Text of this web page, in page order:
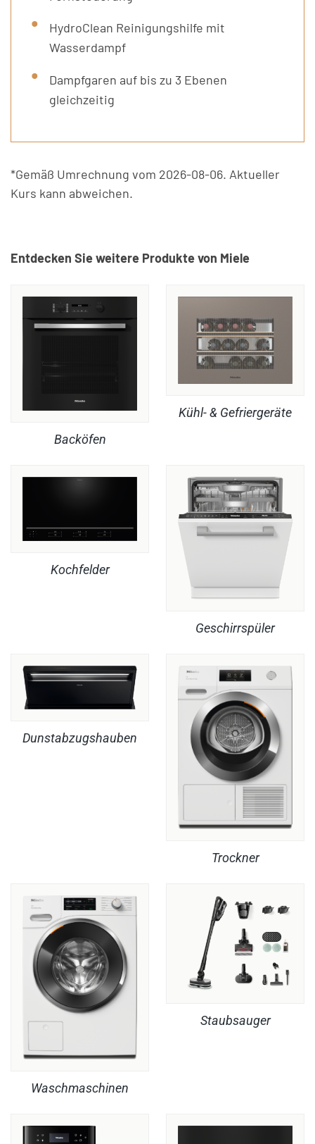
HydroClean Reinigungshilfe mit
Wasserdampf
Dampfgaren auf bis zu 3 Ebenen
gleichzeitig
*Gemäß Umrechnung vom 2026-08-06. Aktueller
Kurs kann abweichen.
Entdecken Sie weitere Produkte von Miele
Backöfen
Kühl- & Gefriergeräte
Kochfelder
Geschirrspüler
Dunstabzugshauben
Trockner
Waschmaschinen
Staubsauger